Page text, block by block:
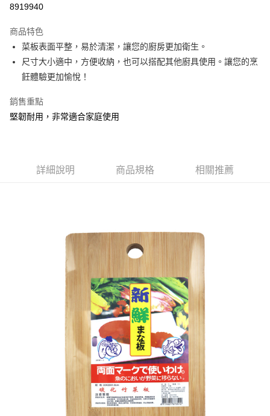
Apple Pay
街口支付
Google Pay
AFTEE先享後付是「在收到商品之後才付款」的支付方式。 讓您購物簡單
【「AFTEE先享後付」結帳流程】
１．於結帳方式選擇「AFTEE先享後付」後，將跳轉至「AFTEE先享後付」
結帳頁面，進行簡訊認證並確認金額後，即可完成結帳。
２．訂單成立數日內，您將收到繳費通知簡訊。
３．收到繳費通知簡訊後14天內，點擊此簡訊中的連結，可透過四大超商／
ATM／網路銀行／等多元方式進行付款，方視為交易完成。
※ 請注意：結帳手續完成當下不需立刻繳費，但若您需要取消訂單，請聯絡
購買商品的店家。未經商家同意取消之訂單仍視為有效，需透過AFTEE先享
※ 交易是否成功請以「AFTEE先享後付 」之結帳頁面顯示為準，若有關於
是否繳費成功／繳費後需取消欲退款等相關疑問，請聯繫「AFTEE先享後付
https://netprotections.freshdesk.com/support/home
１．透過由恩沛科技股份有限公司提供之「AFTEE先享後付」服務完成之交
易，需依本服務之必要範圍內提供個人資料，並將交易相關給付款項請求債
權轉讓予恩沛科技股份有限公司。
ATM付款
每筆NT$60，滿NT$599(含以上)免運費
付款後全家取貨
每筆NT$60，滿NT$599(含以上)免運費
每筆NT$60，滿NT$599(含以上)免運費
付款後7-11取貨
每筆NT$60，滿NT$599(含以上)免運費
每筆NT$120，滿NT$899(含以上)免運費
8919940
商品特色
菜板表面平整，易於清潔，讓您的廚房更加衛生。
尺寸大小適中，方便收納，也可以搭配其他廚具使用。讓您的烹
飪體驗更加愉悅！
銷售重點
堅韌耐用，非常適合家庭使用
詳細說明 商品規格 相關推薦